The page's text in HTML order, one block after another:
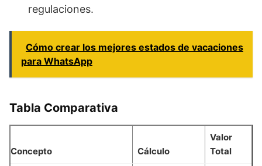
regulaciones.
Cómo crear los mejores estados de vacaciones
para WhatsApp
Tabla Comparativa
Concepto Cálculo
Valor
Total